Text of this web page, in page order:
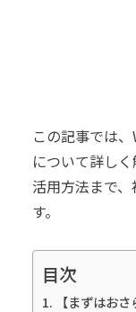
この記事では
について詳し
活用方法まで
す。
目次
【まずはお